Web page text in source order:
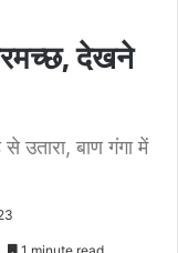
देखने
उतारा, बाण गंगा में